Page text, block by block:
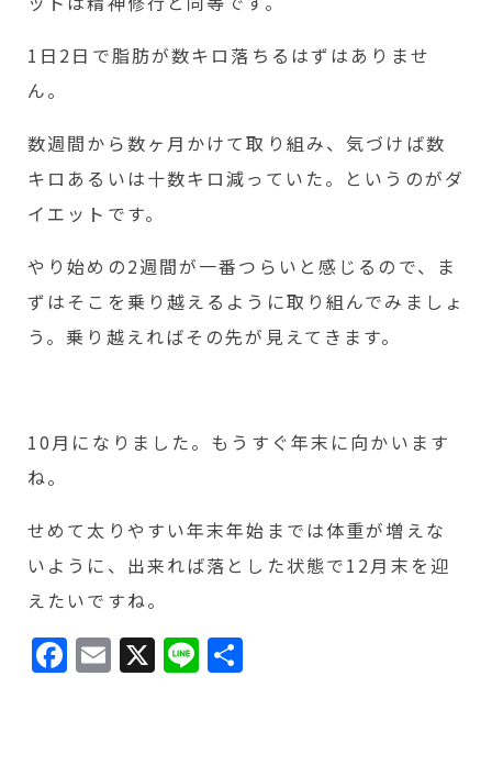
1日2日で脂肪が数キロ落ちるはずはありませ
ん。
数週間から数ヶ月かけて取り組み、気づけば数
キロあるいは十数キロ減っていた。というのがダ
イエットです。
やり始めの2週間が一番つらいと感じるので、ま
ずはそこを乗り越えるように取り組んでみましょ
う。乗り越えればその先が見えてきます。
10月になりました。もうすぐ年末に向かいます
ね。
せめて太りやすい年末年始までは体重が増えな
いように、出来れば落とした状態で12月末を迎
えたいですね。
Facebook
Email
X Line